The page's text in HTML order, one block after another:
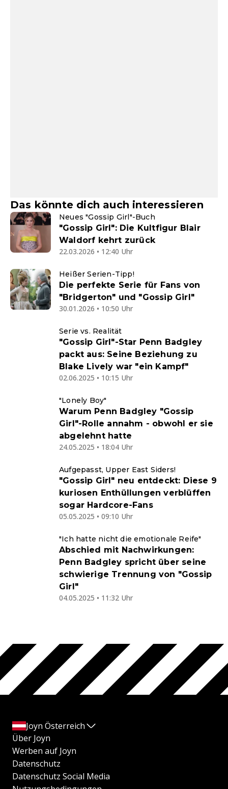
Das könnte dich auch interessieren
Neues "Gossip Girl"-Buch
"Gossip Girl": Die Kultfigur Blair
Waldorf kehrt zurück
22.03.2026 • 12:40 Uhr
Heißer Serien-Tipp!
Die perfekte Serie für Fans von
"Bridgerton" und "Gossip Girl"
30.01.2026 • 10:50 Uhr
Serie vs. Realität
"Gossip Girl"-Star Penn Badgley
packt aus: Seine Beziehung zu
Blake Lively war "ein Kampf"
02.06.2025 • 10:15 Uhr
"Lonely Boy"
Warum Penn Badgley "Gossip
Girl"-Rolle annahm - obwohl er sie
abgelehnt hatte
24.05.2025 • 18:04 Uhr
Aufgepasst, Upper East Siders!
"Gossip Girl" neu entdeckt: Diese 9
kuriosen Enthüllungen verblüffen
sogar Hardcore-Fans
05.05.2025 • 09:10 Uhr
"Ich hatte nicht die emotionale Reife"
Abschied mit Nachwirkungen:
Penn Badgley spricht über seine
schwierige Trennung von "Gossip
Girl"
04.05.2025 • 11:32 Uhr
Joyn Österreich
Über Joyn
Werben auf Joyn
Datenschutz
Datenschutz Social Media